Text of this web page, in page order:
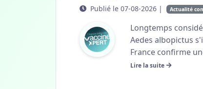
Publié le 07-08-2026 | Actualité
Longtemps
Aedes albopictus
France confirme
Lire la suite